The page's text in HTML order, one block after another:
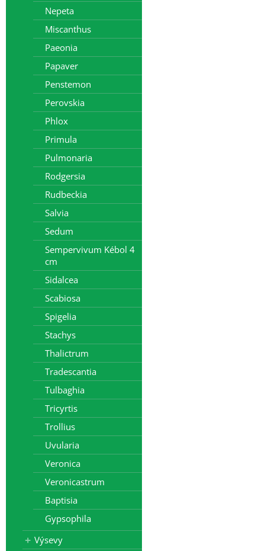
Nepeta
Miscanthus
Paeonia
Papaver
Penstemon
Perovskia
Phlox
Primula
Pulmonaria
Rodgersia
Rudbeckia
Salvia
Sedum
Sempervivum Kébol 4
cm
Sidalcea
Scabiosa
Spigelia
Stachys
Thalictrum
Tradescantia
Tulbaghia
Tricyrtis
Trollius
Uvularia
Veronica
Veronicastrum
Baptisia
Gypsophila
Výsevy